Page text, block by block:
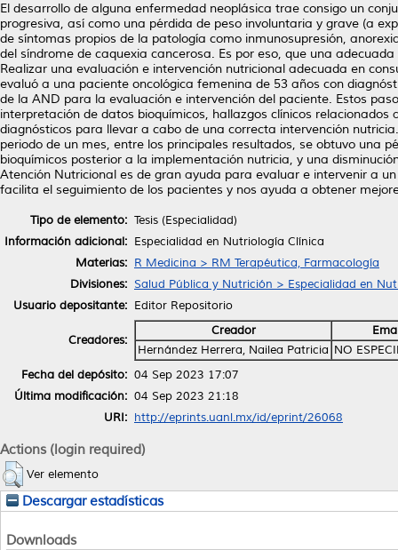
El desarrollo de alguna enfermedad neoplásica trae consigo un
progresiva, así como una pérdida de peso involuntaria y grave (a
de síntomas propios de la patología como inmunosupresión,
del síndrome de caquexia cancerosa. Es por eso, que una
Realizar una evaluación e intervención nutricional adecuada en
evaluó a una paciente oncológica femenina de 53 años con
de la AND para la evaluación e intervención del paciente. Estos
interpretación de datos bioquímicos, hallazgos clínicos
diagnósticos para llevar a cabo de una correcta intervención
periodo de un mes, entre los principales resultados, se obtuvo una
bioquímicos posterior a la implementación nutricia, y una
Atención Nutricional es de gran ayuda para evaluar e intervenir a
facilita el seguimiento de los pacientes y nos ayuda a obtener
Tipo de elemento: Tesis (Especialidad)
Información adicional: Especialidad en Nutriología Clínica
Materias: R Medicina > RM Terapéutica, Farmacología
Divisiones: Salud Pública y Nutrición > Especialidad en
Usuario depositante: Editor Repositorio
Creadores:
Creador
Hernández Herrera, Nailea Patricia NO
Fecha del depósito: 04 Sep 2023 17:07
Última modificación: 04 Sep 2023 21:18
URI: http://eprints.uanl.mx/id/eprint/26068
Actions (login required)
Ver elemento
Descargar estadísticas
Downloads